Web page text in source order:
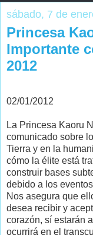
sábado, 7 de
Princesa
Importante
2012
02/01/2012
La Princesa Kaoru
comunicado sobre
Tierra y en la
cómo la élite está
construir bases
debido a los
Nos asegura que
desea recibir y
corazón, sí estarán
ocurrirá en el